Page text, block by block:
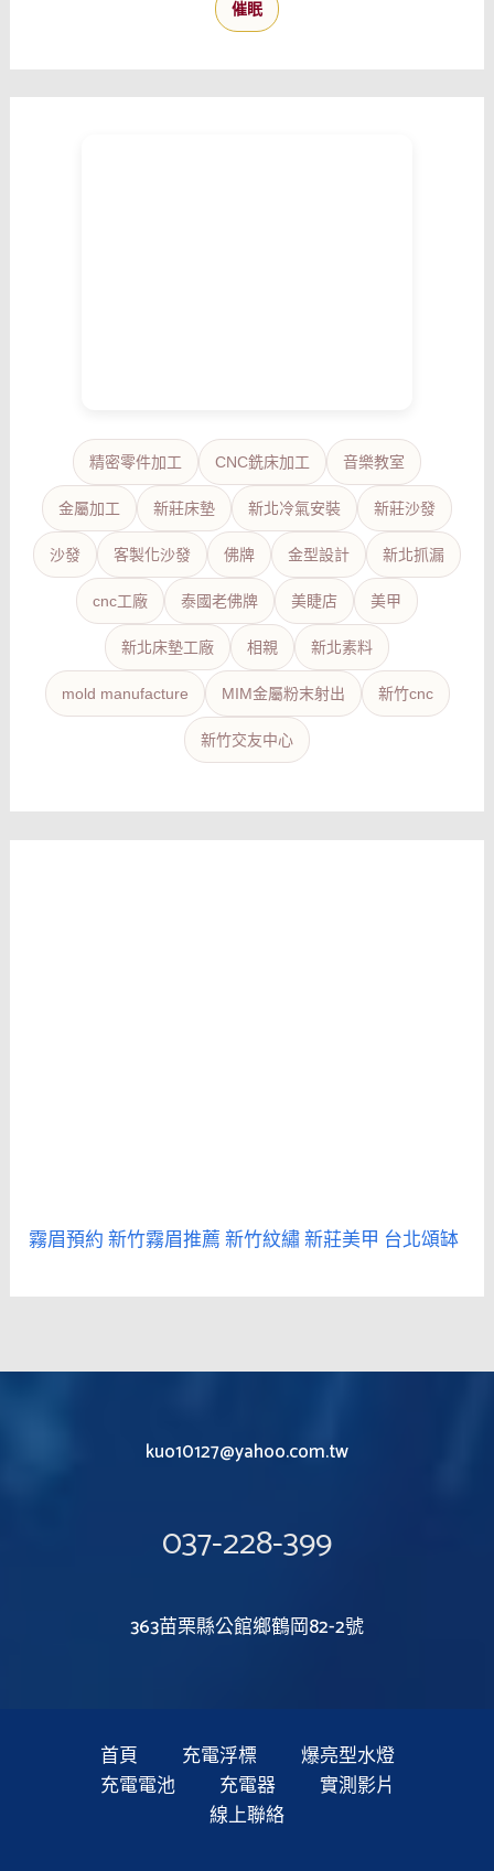
催眠
精密零件加工 CNC銑床加工 音樂教室
金屬加工 新莊床墊 新北冷氣安裝 新莊沙發
沙發 客製化沙發 佛牌 金型設計 新北抓漏
cnc工廠 泰國老佛牌 美睫店 美甲
新北床墊工廠 相親 新北素料
mold manufacture MIM金屬粉末射出 新竹cnc
新竹交友中心
霧眉預約新竹霧眉推薦新竹紋繡新莊美甲 台北頌缽
kuo10127@yahoo.com.tw
037-228-399
363苗栗縣公館鄉鶴岡82-2號
首頁 充電浮標
爆亮型水燈
充電電池
充電器
實測影片
線上聯絡